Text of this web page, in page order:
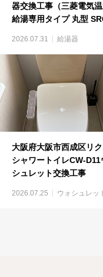
器交換工事（三菱電気
給湯専用タイプ 丸型
2026.07.31 給湯器
大阪府大阪市西成区リ
シャワートイレCW-D11
シュレット交換工事
2026.07.25 ウォシュレッ